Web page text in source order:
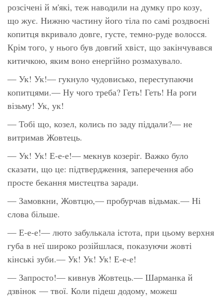
розсічені й м'які, теж наводили на думку про козу,
що жує. Нижню частину його тіла по самі роздвоєні
копитця вкривало довге, густе, темно-руде волосся.
Крім того, у нього був довгий хвіст, що закінчувався
китичкою, яким воно енергійно розмахувало.
— Ук! Ук!— гукнуло чудовисько, переступаючи
копитцями.— Ну чого треба? Геть! Геть! На роги
візьму! Ук, ук!
— Тобі що, козел, колись по заду піддали?— не
витримав Жовтець.
— Ук! Ук! Е-е-е!— мекнув козеріг. Важко було
сказати, що це: підтвердження, заперечення або
просте бекання мистецтва заради.
— Замовкни, Жовтцю,— пробурчав відьмак.— Ні
слова більше.
— Е-е-е!— люто забулькала істота, при цьому верхня
губа в неї широко розійшлася, показуючи жовті
кінські зуби.— Ук! Ук! Ук! Е-е-е!
— Запросто!— кивнув Жовтець.— Шарманка й
дзвінок — твої. Коли підеш додому, можеш